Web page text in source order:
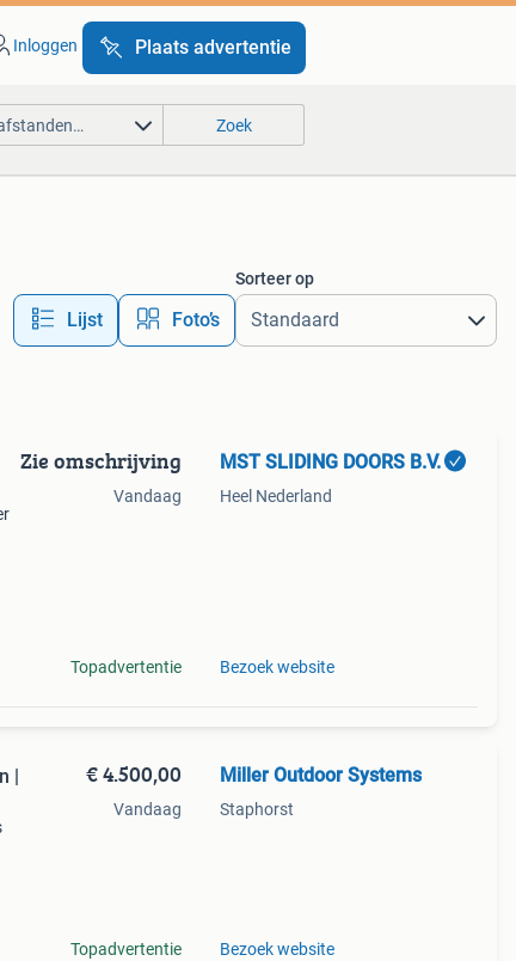
Inloggen Plaats advertentie
Zoek
Lijst Foto’s
Sorteer op
Zie omschrijving
Vandaag
Topadvertentie
MST SLIDING DOORS B.V.
Heel Nederland
Bezoek website
|
€ 4.500,00
Vandaag
Topadvertentie
Miller Outdoor Systems
Staphorst
Bezoek website